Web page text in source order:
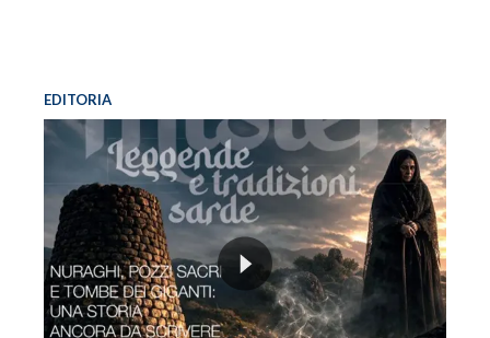
EDITORIA